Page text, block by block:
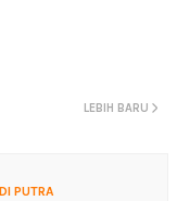
LEBIH BARU
PUTRA